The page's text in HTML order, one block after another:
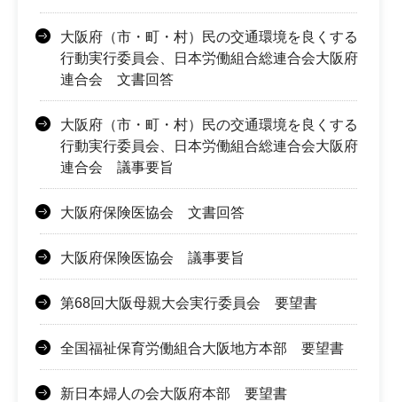
大阪府（市・町・村）民の交通環境を良くする
行動実行委員会、日本労働組合総連合会大阪府
連合会 文書回答
大阪府（市・町・村）民の交通環境を良くする
行動実行委員会、日本労働組合総連合会大阪府
連合会 議事要旨
大阪府保険医協会 文書回答
大阪府保険医協会 議事要旨
第68回大阪母親大会実行委員会 要望書
全国福祉保育労働組合大阪地方本部 要望書
新日本婦人の会大阪府本部 要望書